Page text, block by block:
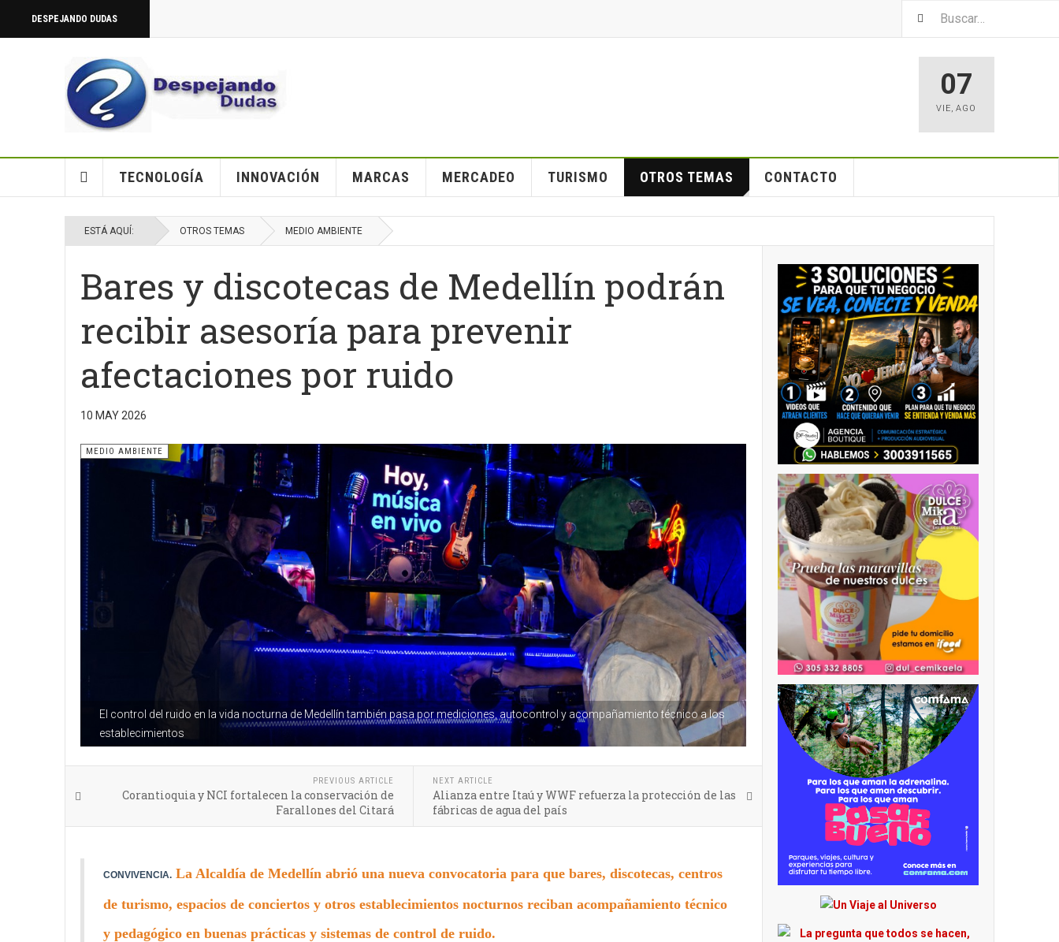
DESPEJANDO DUDAS
07
VIE,AGO
TECNOLOGÍA INNOVACIÓN MARCAS MERCADEO TURISMO OTROS TEMAS CONTACTO
ESTÁ AQUÍ: OTROS TEMAS MEDIO AMBIENTE
Bares y discotecas de Medellín podrán
recibir asesoría para prevenir
afectaciones por ruido
10 MAY 2026
El control del ruido en la vida nocturna de Medellín también pasa por mediciones, autocontrol y acompañamiento técnico a los
establecimientos
MEDIO AMBIENTE
PREVIOUS ARTICLE
Corantioquia y NCI fortalecen la conservación de
Farallones del Citará
NEXT ARTICLE
Alianza entre Itaú y WWF refuerza la protección de las
fábricas de agua del país
CONVIVENCIA. La Alcaldía de Medellín abrió una nueva convocatoria para que bares, discotecas, centros
de turismo, espacios de conciertos y otros establecimientos nocturnos reciban acompañamiento técnico
y pedagógico en buenas prácticas y sistemas de control de ruido.